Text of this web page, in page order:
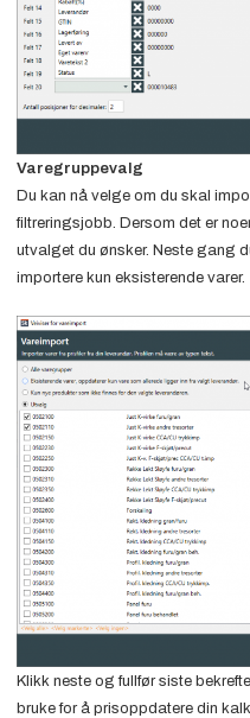
Varegruppevalg
Du kan nå velge om du skal
filtreringsjobb. Dersom det er
utvalget du ønsker. Neste gang
importere kun eksisterende varer.
Klikk neste og fullfør siste
bruke for å prisoppdatere din